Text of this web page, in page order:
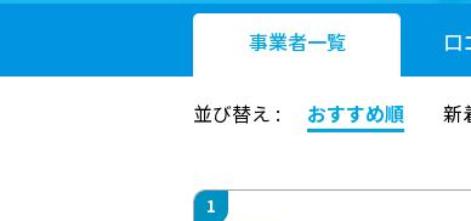
事業者一覧 口
並び替え : おすすめ順 新
1